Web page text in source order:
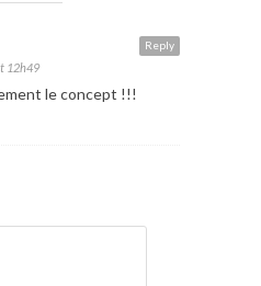
Reply
12h49
le concept !!!